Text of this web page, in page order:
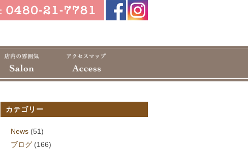
カテゴリー
News (51)
ブログ (166)